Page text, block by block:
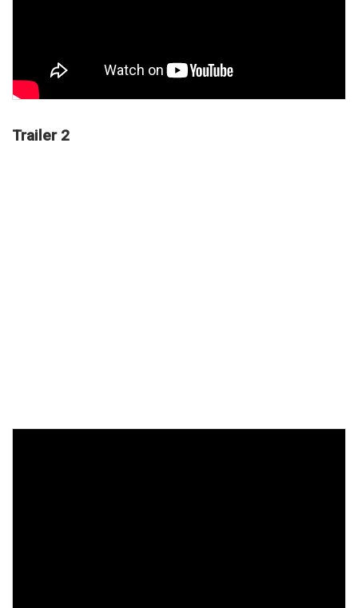
Trailer 2